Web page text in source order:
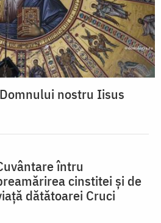
nostru Iisus
întru
cinstitei și de
dătătoarei Cruci